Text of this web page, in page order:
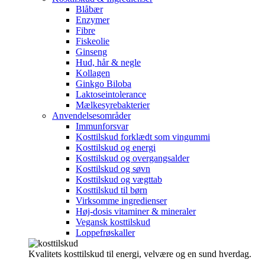
Blåbær
Enzymer
Fibre
Fiskeolie
Ginseng
Hud, hår & negle
Kollagen
Ginkgo Biloba
Laktoseintolerance
Mælkesyrebakterier
Anvendelsesområder
Immunforsvar
Kosttilskud forklædt som vingummi
Kosttilskud og energi
Kosttilskud og overgangsalder
Kosttilskud og søvn
Kosttilskud og vægttab
Kosttilskud til børn
Virksomme ingredienser
Høj-dosis vitaminer & mineraler
Vegansk kosttilskud
Loppefrøskaller
Kvalitets kosttilskud til energi, velvære og en sund hverdag.